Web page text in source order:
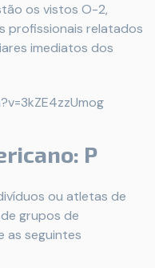
os vistos O-2,
profissionais relatados
imediatos dos
P
ou atletas de
grupos de
as seguintes